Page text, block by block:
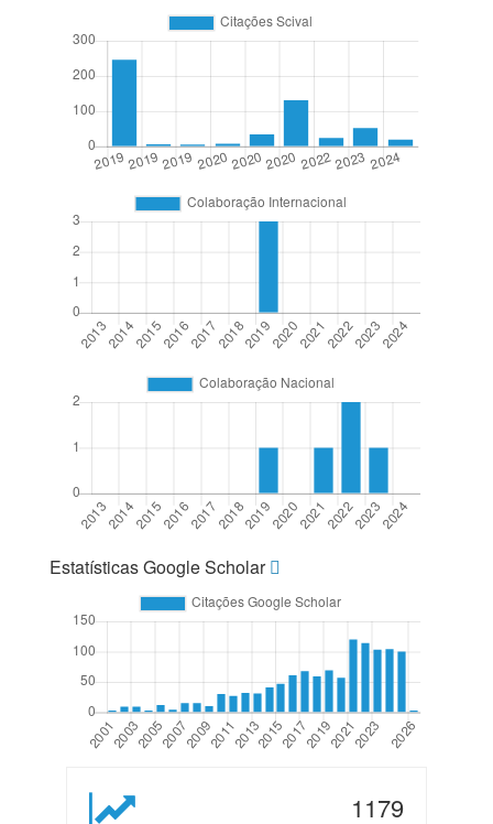
Estatísticas Google Scholar
1179